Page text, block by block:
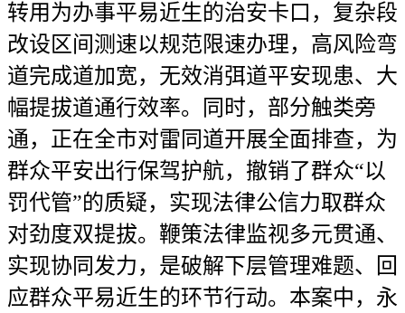
转用为办事平易近生的治安卡口，复杂段
改设区间测速以规范限速办理，高风险弯
道完成道加宽，无效消弭道平安现患、大
幅提拔道通行效率。同时，部分触类旁
通，正在全市对雷同道开展全面排查，为
群众平安出行保驾护航，撤销了群众“以
罚代管”的质疑，实现法律公信力取群众
对劲度双提拔。鞭策法律监视多元贯通、
实现协同发力，是破解下层管理难题、回
应群众平易近生的环节行动。本案中，永